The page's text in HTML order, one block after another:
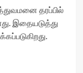
தரப்பில்
இதையடுத்து